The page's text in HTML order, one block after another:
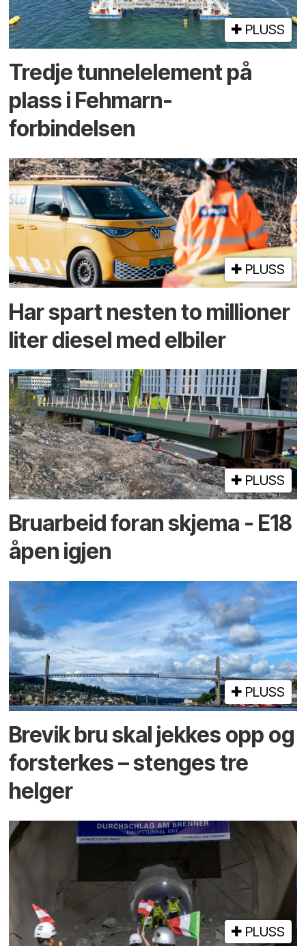
PLUSS
Tredje tunnel­element på
plass i Fehmarn-
forbindelsen
PLUSS
Har spart nesten to millioner
liter diesel med elbiler
PLUSS
Bruarbeid foran skjema - E18
åpen igjen
PLUSS
Brevik bru skal jekkes opp og
forsterkes – stenges tre
helger
PLUSS